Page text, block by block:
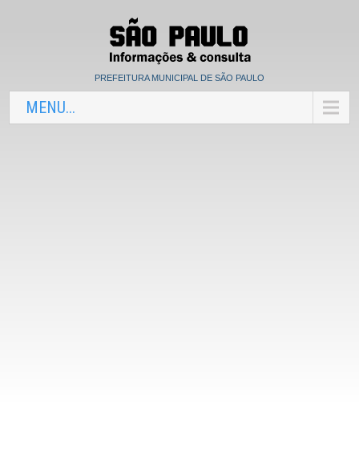
PREFEITURA MUNICIPAL DE SÃO PAULO
MENU...